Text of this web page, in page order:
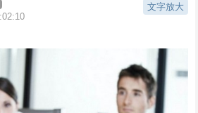
文字放大